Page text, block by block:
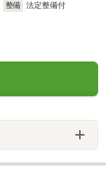
整備
法定整備付